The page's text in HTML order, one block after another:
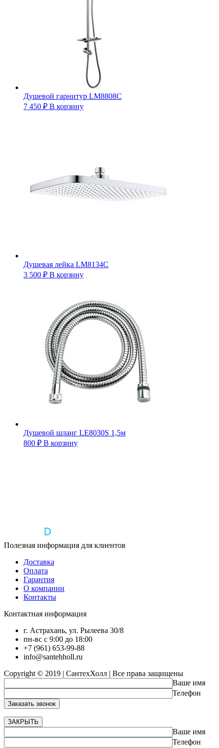
Душевой гарнитур LM8808C
7 450 ₽ В корзину
Душевая лейка LM8134C
3 500 ₽ В корзину
Душевой шланг LE8030S 1,5м
800 ₽ В корзину
Полезная информация для клиентов
Доставка
Оплата
Гарантия
О компании
Контакты
Контактная информация
г. Астрахань, ул. Рылеева 30/8
пн-вс с 9:00 до 18:00
+7 (961) 653-99-88
info@santehholl.ru
Copyright © 2019 | СантехХолл | Все права защищены
Ваше имя
Телефон
ЗАКРЫТЬ
Ваше имя
Телефон